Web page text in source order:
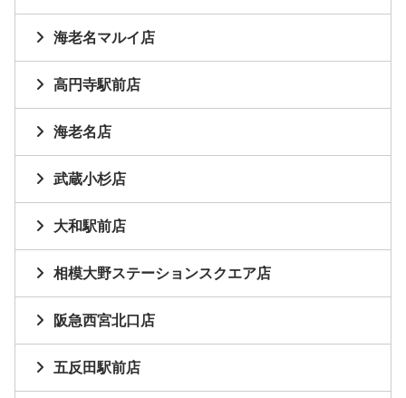
海老名マルイ店
高円寺駅前店
海老名店
武蔵小杉店
大和駅前店
相模大野ステーションスクエア店
阪急西宮北口店
五反田駅前店